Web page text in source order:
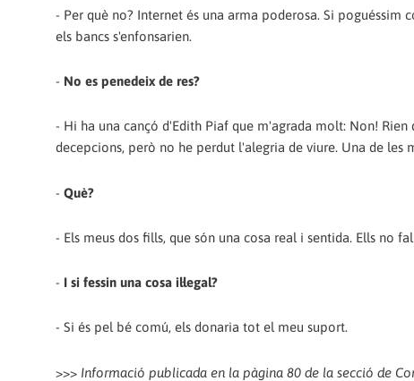
- Per què no? Internet és una arma poderosa. Si
els bancs s'enfonsarien.
- No es penedeix de res?
- Hi ha una cançó d'Edith Piaf que m'agrada molt: Non!
decepcions, però no he perdut l'alegria de viure. Una de les
- Què?
- Els meus dos fills, que són una cosa real i sentida. Ells no
- I si fessin una cosa il·legal?
- Si és pel bé comú, els donaria tot el meu suport.
>>> Informació publicada en la pàgina 80 de la secció de